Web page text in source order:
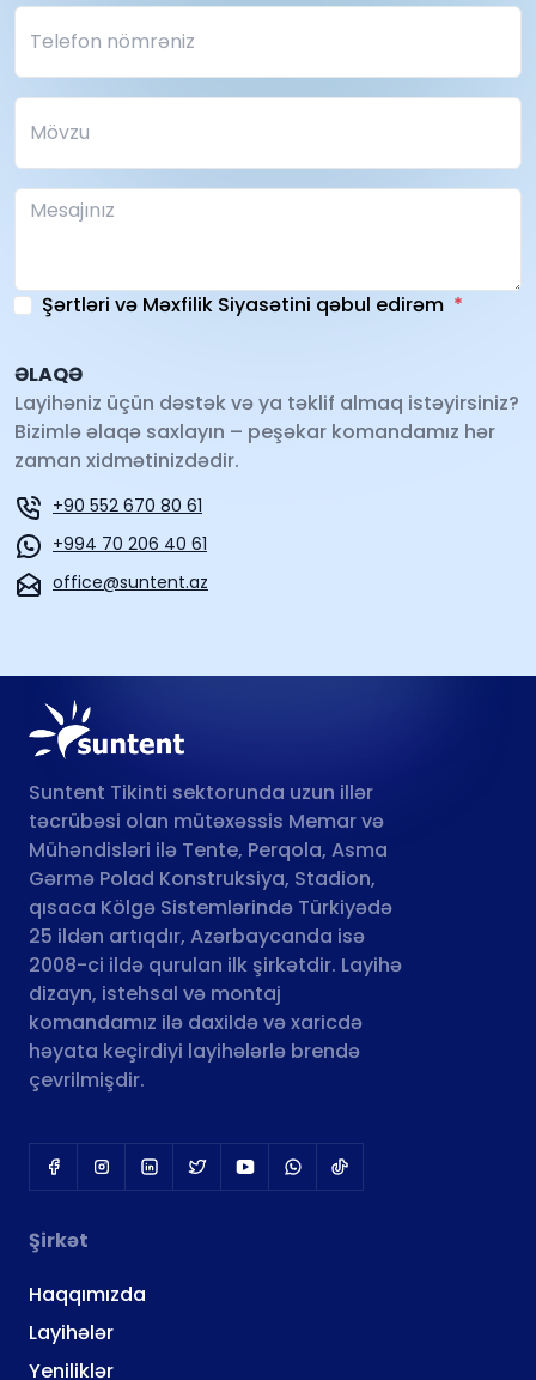
Şərtləri və Məxfilik Siyasətini qəbul edirəm
ƏLAQƏ
Layihəniz üçün dəstək və ya təklif almaq istəyirsiniz?
Bizimlə əlaqə saxlayın – peşəkar komandamız hər
zaman xidmətinizdədir.
+90 552 670 80 61
+994 70 206 40 61
office@suntent.az
Suntent Tikinti sektorunda uzun illər
təcrübəsi olan mütəxəssis Memar və
Mühəndisləri ilə Tente, Perqola, Asma
Gərmə Polad Konstruksiya, Stadion,
qısaca Kölgə Sistemlərində Türkiyədə
25 ildən artıqdır, Azərbaycanda isə
2008-ci ildə qurulan ilk şirkətdir. Layihə
dizayn, istehsal və montaj
komandamız ilə daxildə və xaricdə
həyata keçirdiyi layihələrlə brendə
çevrilmişdir.
Şirkət
Haqqımızda
Layihələr
Yeniliklər